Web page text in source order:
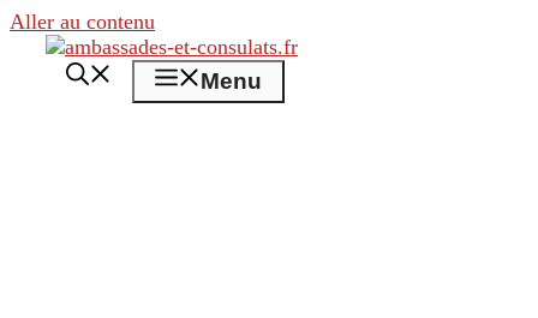
Aller au contenu
Menu